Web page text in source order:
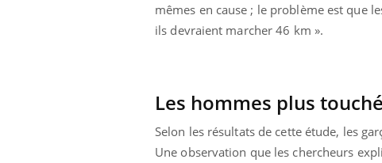
mêmes en cause ; le problème est que
ils devraient marcher 46 km ».
Les hommes plus
Selon les résultats de cette étude, les
Une observation que les chercheurs